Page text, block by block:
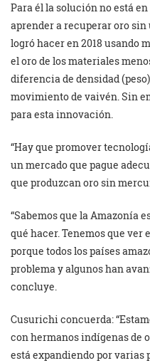
Para él la solución no está
aprender a recuperar oro
logró hacer en 2018 usando
el oro de los materiales
diferencia de densidad
movimiento de vaivén. Sin
para esta innovación.
“Hay que promover
un mercado que pague
que produzcan oro sin
“Sabemos que la Amazonía
qué hacer. Tenemos que ver
porque todos los países
problema y algunos han
concluye.
Cusurichi concuerda:
con hermanos indígenas de
está expandiendo por varias